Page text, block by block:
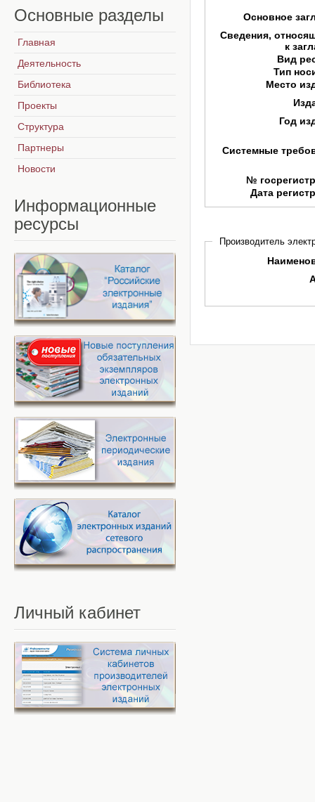
Основное
Сведения,
к
Вид
Тип
Место
Год
Системные
№
Дата
Производитель
Основные разделы
Главная
Деятельность
Библиотека
Проекты
Структура
Партнеры
Новости
Информационные
ресурсы
Личный кабинет